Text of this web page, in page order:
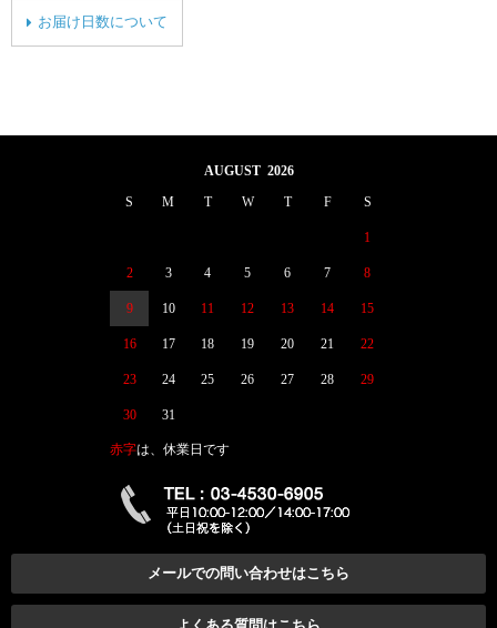
お届け日数について
AUGUST 2026
S
M T W T F S
1
2 3 4 5 6 7 8
9 10 11 12 13 14 15
16 17 18 19 20 21 22
23 24 25 26 27 28 29
30 31
赤字は、休業日です
メールでの問い合わせはこちら